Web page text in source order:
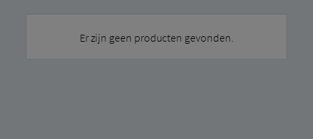
Er zijn geen producten gevonden.